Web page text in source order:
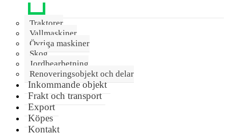
Traktorer
Vallmaskiner
Övriga maskiner
Skog
Jordbearbetning
Renoveringsobjekt och delar
Inkommande objekt
Frakt och transport
Export
Köpes
Kontakt